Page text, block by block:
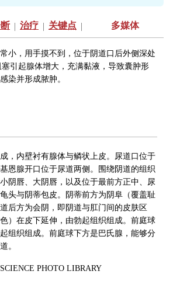
| 治疗 | 关键点 | 多媒体
小，用手摸不到，位于阴道口后外侧深处
引起腺体增大，充满黏液，导致囊肿形
染并形成脓肿。
，内壁衬有腺体与鳞状上皮。尿道口位于
恩腺开口位于尿道两侧。围绕阴道的组织
阴唇、大阴唇，以及位于最前方正中、尿
头与阴蒂包皮。阴蒂前方为阴阜（覆盖耻
后方为会阴，即阴道与肛门间的皮肤区
）在皮下延伸，由勃起组织组成。前庭球
起组织组成。前庭球下方是巴氏腺，能够分
。
PHOTO LIBRARY